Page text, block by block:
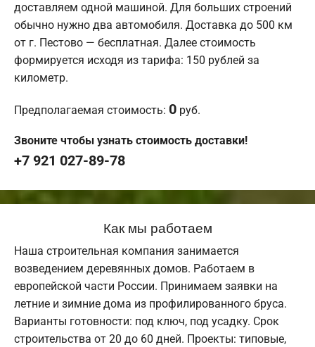
доставляем одной машиной. Для больших строений
обычно нужно два автомобиля. Доставка до 500 км
от г. Пестово — бесплатная. Далее стоимость
формируется исходя из тарифа: 150 рублей за
километр.
Предполагаемая стоимость: 0 руб.
Звоните чтобы узнать стоимость доставки!
+7 921 027-89-78
Как мы работаем
Наша строительная компания занимается
возведением деревянных домов. Работаем в
европейской части России. Принимаем заявки на
летние и зимние дома из профилированного бруса.
Варианты готовности: под ключ, под усадку. Срок
строительства от 20 до 60 дней. Проекты: типовые,